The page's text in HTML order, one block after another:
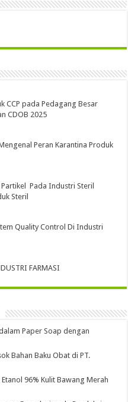
CCP pada Pedagang Besar
CDOB 2025
Peran Karantina Produk
Pada Industri Steril
Steril
Quality Control Di Industri
FARMASI
Paper Soap dengan
Bahan Baku Obat di PT.
96% Kulit Bawang Merah